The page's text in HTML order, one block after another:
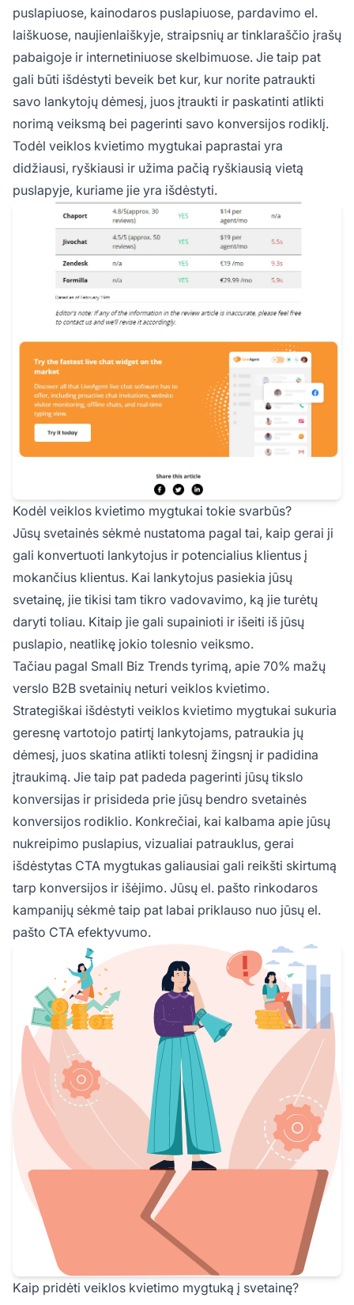
puslapiuose, kainodaros puslapiuose, pardavimo el.
laiškuose, naujienlaiškyje, straipsnių ar tinklaraščio įrašų
pabaigoje ir internetiniuose skelbimuose. Jie taip pat
gali būti išdėstyti beveik bet kur, kur norite patraukti
savo lankytojų dėmesį, juos įtraukti ir paskatinti atlikti
norimą veiksmą bei pagerinti savo konversijos rodiklį.
Todėl veiklos kvietimo mygtukai paprastai yra
didžiausi, ryškiausi ir užima pačią ryškiausią vietą
puslapyje, kuriame jie yra išdėstyti.
Kodėl veiklos kvietimo mygtukai tokie svarbūs?
Jūsų svetainės sėkmė nustatoma pagal tai, kaip gerai ji
gali konvertuoti lankytojus ir potencialius klientus į
mokančius klientus. Kai lankytojus pasiekia jūsų
svetainę, jie tikisi tam tikro vadovavimo, ką jie turėtų
daryti toliau. Kitaip jie gali supainioti ir išeiti iš jūsų
puslapio, neatlikę jokio tolesnio veiksmo.
Tačiau pagal Small Biz Trends tyrimą, apie 70% mažų
verslo B2B svetainių neturi veiklos kvietimo.
Strategiškai išdėstyti veiklos kvietimo mygtukai sukuria
geresnę vartotojo patirtį lankytojams, patraukia jų
dėmesį, juos skatina atlikti tolesnį žingsnį ir padidina
įtraukimą. Jie taip pat padeda pagerinti jūsų tikslo
konversijas ir prisideda prie jūsų bendro svetainės
konversijos rodiklio. Konkrečiai, kai kalbama apie jūsų
nukreipimo puslapius, vizualiai patrauklus, gerai
išdėstytas CTA mygtukas galiausiai gali reikšti skirtumą
tarp konversijos ir išėjimo. Jūsų el. pašto rinkodaros
kampanijų sėkmė taip pat labai priklauso nuo jūsų el.
pašto CTA efektyvumo.
Kaip pridėti veiklos kvietimo mygtuką į svetainę?